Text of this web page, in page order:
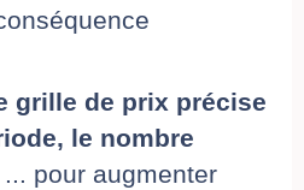
grille de prix précise
le nombre
... pour augmenter